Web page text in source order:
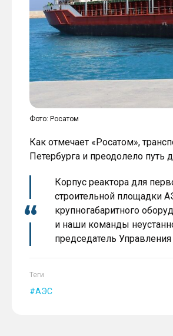
Фото: Росатом
Как отмечает «Росатом»,
Петербурга и преодолело путь
Корпус реактора для
строительной площадки
крупногабаритного
и наши команды
председатель
Теги
АЭС